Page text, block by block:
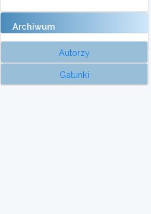
Archiwum
Autorzy
Gatunki